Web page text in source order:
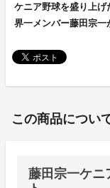
ケニア野球を盛り上
界一メンバー藤田宗一
この商品につい
藤田宗一ケ